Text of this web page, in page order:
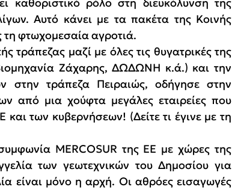
ρόλο στη διευκόλυνση της
Αυτό κάνει με τα πακέτα της Κοινής
τη φτωχομεσαία αγροτιά.
τράπεζας μαζί με όλες τις θυγατρικές της
Ζάχαρης, ΔΩΔΩΝΗ κ.ά.) και την
στην τράπεζα Πειραιώς, οδήγησε στην
από μια χούφτα μεγάλες εταιρείες που
και των κυβερνήσεων! (Δείτε τι έγινε με τη
MERCOSUR της ΕΕ με χώρες της
των γεωτεχνικών του Δημοσίου για
είναι μόνο η αρχή. Οι αθρόες εισαγωγές